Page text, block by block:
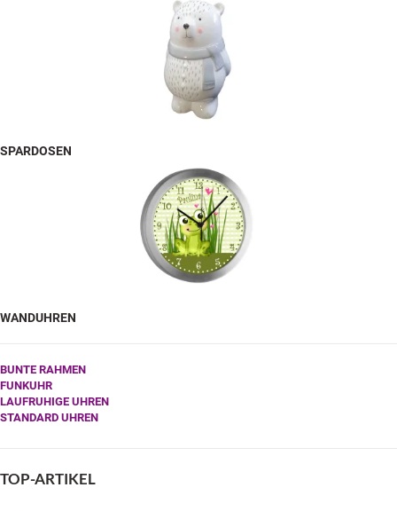
SPARDOSEN
WANDUHREN
BUNTE RAHMEN
FUNKUHR
LAUFRUHIGE UHREN
STANDARD UHREN
TOP-ARTIKEL